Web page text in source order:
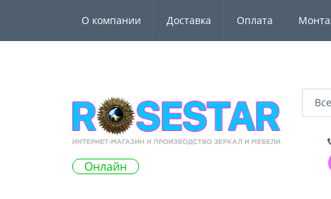
О компании Доставка Оплата
Онлайн